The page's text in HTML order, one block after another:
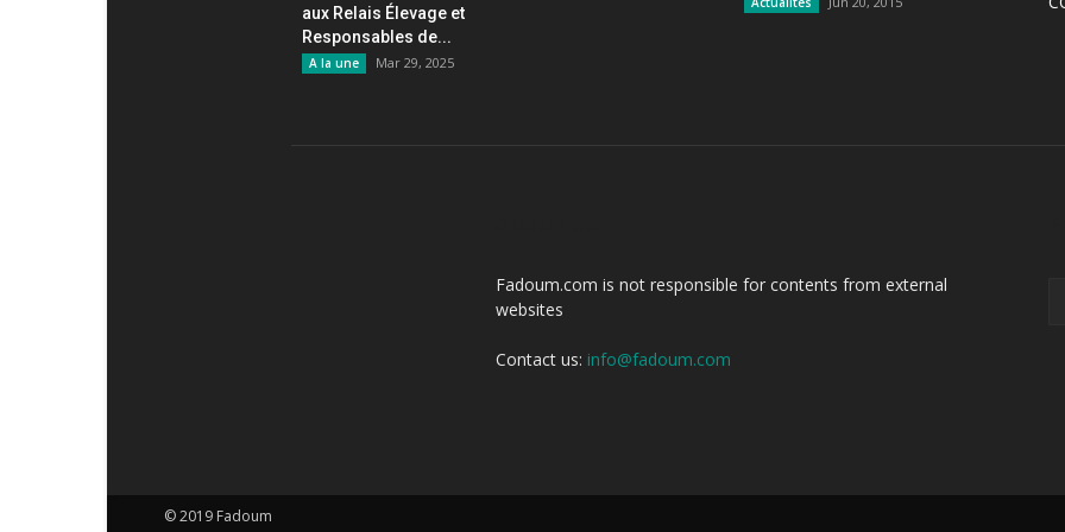
aux Relais Élevage et
Responsables de...
A la une Mar 29, 2025
Fadoum.com is not responsible for contents from external
websites
Contact us: info@fadoum.com
© 2019 Fadoum